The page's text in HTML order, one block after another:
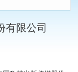
有限公司